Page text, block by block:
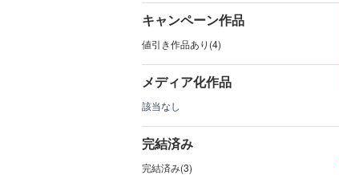
キャンペーン作品
値引き作品あり(4)
メディア化作品
該当なし
完結済み
完結済み(3)